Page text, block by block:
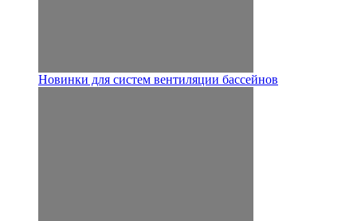
Новинки для систем вентиляции бассейнов